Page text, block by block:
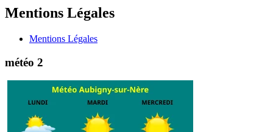
Mentions Légales
Mentions Légales
météo 2